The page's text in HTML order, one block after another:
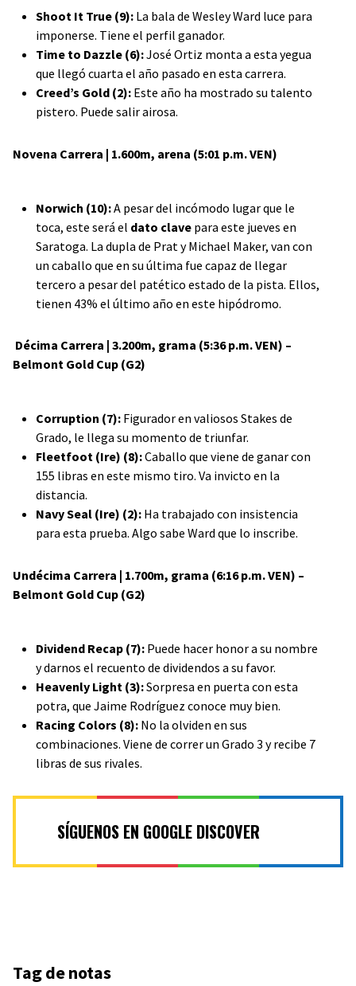
Shoot It True (9): La bala de Wesley Ward luce para
imponerse. Tiene el perfil ganador.
Time to Dazzle (6):José Ortiz monta a esta yegua
que llegó cuarta el año pasado en esta carrera.
Creed’s Gold (2):Este año ha mostrado su talento
pistero. Puede salir airosa.
Novena Carrera | 1.600m, arena (5:01 p.m. VEN)
Norwich (10):A pesar del incómodo lugar que le
toca, este será el dato clavepara este jueves en
Saratoga. La dupla de Prat y Michael Maker, van con
un caballo que en su última fue capaz de llegar
tercero a pesar del patético estado de la pista. Ellos,
tienen 43% el último año en este hipódromo.
Décima Carrera | 3.200m, grama (5:36 p.m. VEN) –
Belmont Gold Cup (G2)
Corruption (7): Figurador en valiosos Stakes de
Grado, le llega su momento de triunfar.
Fleetfoot (Ire) (8):Caballo que viene de ganar con
155 libras en este mismo tiro. Va invicto en la
distancia.
Navy Seal (Ire) (2):Ha trabajado con insistencia
para esta prueba. Algo sabe Ward que lo inscribe.
Undécima Carrera | 1.700m, grama (6:16 p.m. VEN) –
Belmont Gold Cup (G2)
Dividend Recap (7): Puede hacer honor a su nombre
y darnos el recuento de dividendos a su favor.
Heavenly Light (3):Sorpresa en puerta con esta
potra, que Jaime Rodríguez conoce muy bien.
Racing Colors (8):No la olviden en sus
combinaciones. Viene de correr un Grado 3 y recibe 7
libras de sus rivales.
SÍGUENOS EN GOOGLE DISCOVER
Tag de notas